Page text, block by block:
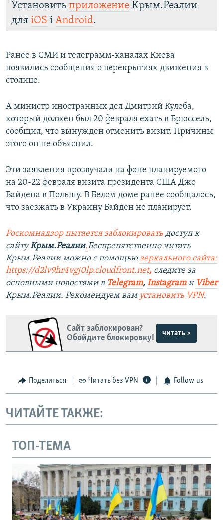
Установить приложение Крым.Реалии
для iOS і Android.
Ранее в СМИ и телеграмм-каналах Киева
появились сообщения о перекрытиях движения в
столице.
А министр иностранных дел Дмитрий Кулеба,
который должен был 20 февраля ехать в Брюссель,
сообщил, что вынужден отменить визит. Причины
этого он не объяснил.
Эти заявления прозвучали на фоне планируемого
на 20-22 февраля визита президента США Джо
Байдена в Польшу. В Белом доме ранее сообщалось,
что заезжать в Украину Байден не планирует.
Роскомнадзор пытается заблокировать доступ к
сайтуКрым.Реалии.Беспрепятственно читать
Крым.Реалии можно с помощью зеркального сайта:
https://d2lv9hr4vgj0lp.cloudfront.net, следите за
основными новостями в Telegram, Instagramи Viber
Крым.Реалии. Рекомендуем вам установить VPN.
Сайт заблокирован?
Обойдите блокировку!
читать >
Поделиться Читать без VPN Follow us
ЧИТАЙТЕ ТАКЖЕ:
ТОП-ТЕМА